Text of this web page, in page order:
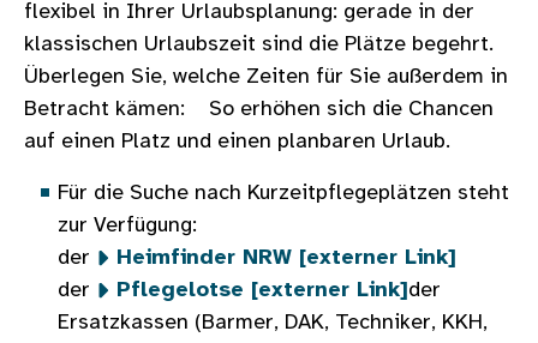
flexibel in Ihrer Urlaubsplanung: gerade in der
klassischen Urlaubszeit sind die Plätze begehrt.
Überlegen Sie, welche Zeiten für Sie außerdem in
Betracht kämen: So erhöhen sich die Chancen
auf einen Platz und einen planbaren Urlaub.
Für die Suche nach Kurzeitpflegeplätzen steht
zur Verfügung:
der
Heimfinder NRW [externer Link]
der
Pflegelotse [externer Link] der
Ersatzkassen (Barmer, DAK, Techniker, KKH,